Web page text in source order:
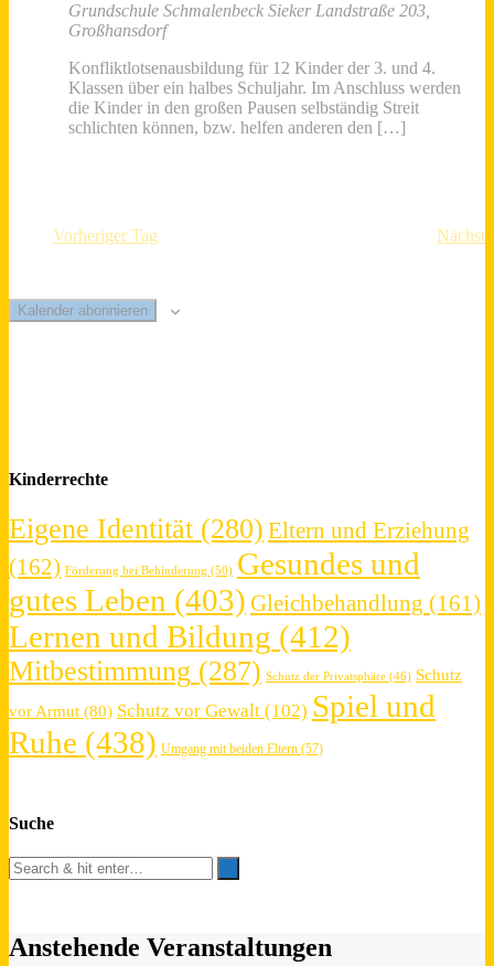
Grundschule Schmalenbeck Sieker Landstraße 203,
Großhansdorf
Konfliktlotsenausbildung für 12 Kinder der 3. und 4.
Klassen über ein halbes Schuljahr. Im Anschluss werden
die Kinder in den großen Pausen selbständig Streit
schlichten können, bzw. helfen anderen den […]
Vorheriger Tag
Kalender abonnieren
Kinderrechte
Eigene Identität (280) Eltern und Erziehung
(162) Förderung bei Behinderung (50) Gesundes und
gutes Leben (403) Gleichbehandlung (161)
Lernen und Bildung (412)
Mitbestimmung (287) Schutz der Privatsphäre (46) Schutz
vor Armut (80) Schutz vor Gewalt (102) Spiel und
Ruhe (438) Umgang mit beiden Eltern (57)
Suche
Anstehende Veranstaltungen